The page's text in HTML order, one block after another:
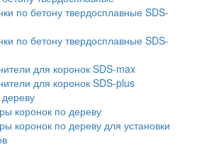
по бетону твердосплавные SDS-
по бетону твердосплавные SDS-
для коронок SDS-max
для коронок SDS-plus
коронок по дереву
коронок по дереву для установки